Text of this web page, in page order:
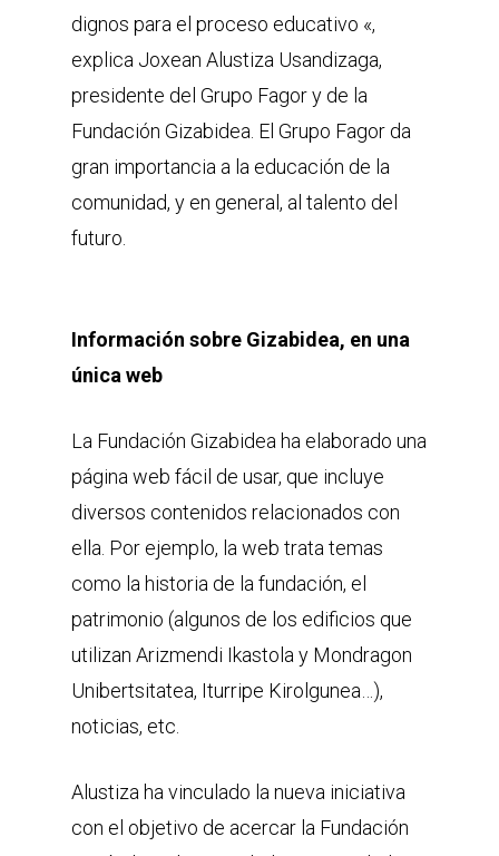
dignos para el proceso educativo «,
explica Joxean Alustiza Usandizaga,
presidente del Grupo Fagor y de la
Fundación Gizabidea. El Grupo Fagor da
gran importancia a la educación de la
comunidad, y en general, al talento del
futuro.
Información sobre Gizabidea, en una
única web
La Fundación Gizabidea ha elaborado una
página web fácil de usar, que incluye
diversos contenidos relacionados con
ella. Por ejemplo, la web trata temas
como la historia de la fundación, el
patrimonio (algunos de los edificios que
utilizan Arizmendi Ikastola y Mondragon
Unibertsitatea, Iturripe Kirolgunea…),
noticias, etc.
Alustiza ha vinculado la nueva iniciativa
con el objetivo de acercar la Fundación